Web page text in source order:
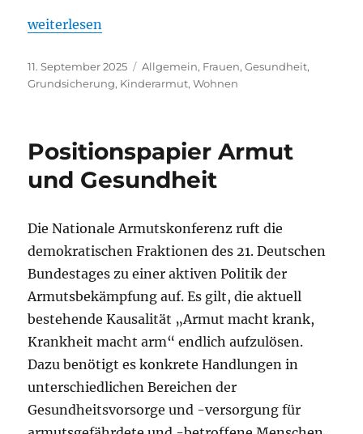
„18. Treffen der Menschen mit Armutserfahrung
weiterlesen
Veröffentlicht
am
11. September 2025 Kategorien
Allgemein, Frauen,Gesundheit,
Grundsicherung, Kinderarmut,Wohnen
Positionspapier Armut
und Gesundheit
Die Nationale Armutskonferenz ruft die
demokratischen Fraktionen des 21. Deutschen
Bundestages zu einer aktiven Politik der
Armutsbekämpfung auf. Es gilt, die aktuell
bestehende Kausalität „Armut macht krank,
Krankheit macht arm“ endlich aufzulösen.
Dazu benötigt es konkrete Handlungen in
unterschiedlichen Bereichen der
Gesundheitsvorsorge und -versorgung für